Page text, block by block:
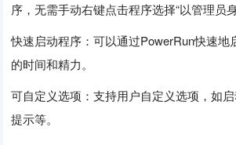
序，无需手动右键点击程序选择“以管理员身
快速启动程序：可以通过PowerRun快速地
的时间和精力。
可自定义选项：支持用户自定义选项，如
提示等。